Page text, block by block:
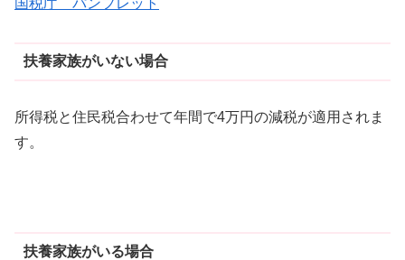
国税庁 パンフレット
扶養家族がいない場合
所得税と住民税合わせて年間で4万円の減税が適用されま
す。
扶養家族がいる場合